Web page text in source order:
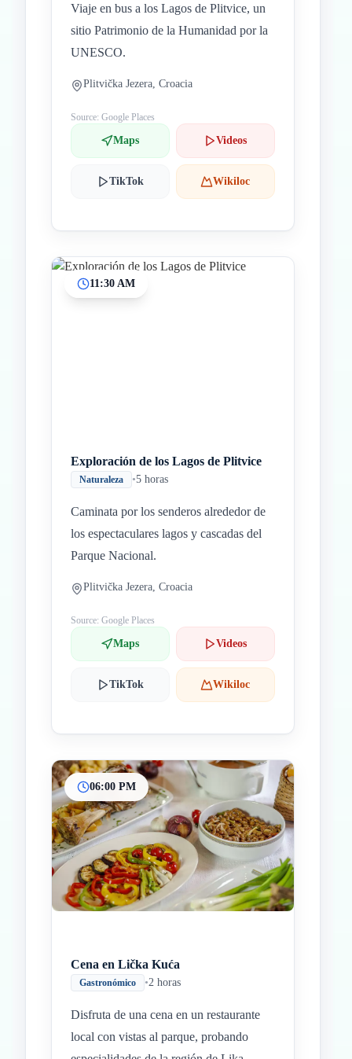
Viaje en bus a los Lagos de Plitvice, un
sitio Patrimonio de la Humanidad por la
UNESCO.
Plitvička Jezera, Croacia
Source: Google Places
Maps Videos
TikTok Wikiloc
11:30 AM
Exploración de los Lagos de Plitvice
Naturaleza •5 horas
Caminata por los senderos alrededor de
los espectaculares lagos y cascadas del
Parque Nacional.
Plitvička Jezera, Croacia
Source: Google Places
Maps Videos
TikTok Wikiloc
06:00 PM
Cena en Lička Kuća
Gastronómico •2 horas
Disfruta de una cena en un restaurante
local con vistas al parque, probando